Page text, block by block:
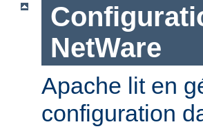
NetWare
Apache lit en
configuration